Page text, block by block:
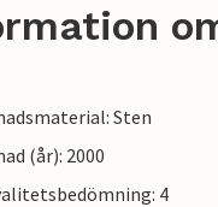
Sten
(år): 2000
4